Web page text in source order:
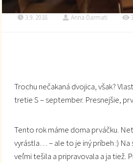
3.9. 2018 Anna Ďarmati
Trochu nečakaná dvojica, však?
tretie S – september. Presnejšie,
Tento rok máme doma prváčku.
vyrástla… – ale to je iný príbeh :) Na
veľmi tešila a pripravovala a ja tiež.